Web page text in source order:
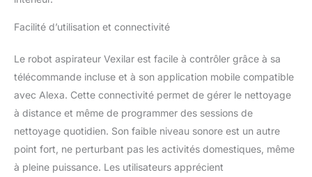
à vos besoins de
aspirateur peut changer
le mode de nettoyage
dont vous avez besoin
via l'application à volonté
lorsqu'il est connecté au
Wi-Fi, comme le
nettoyage à point fixe, le
nettoyage des bords, le
Facilité d’utilisation et connectivité
Le robot aspirateur Vexilar est facile à contrôler grâce à sa
télécommande incluse et à son application mobile compatible
avec Alexa. Cette connectivité permet de gérer le nettoyage
à distance et même de programmer des sessions de
nettoyage quotidien. Son faible niveau sonore est un autre
point fort, ne perturbant pas les activités domestiques, même
à pleine puissance. Les utilisateurs apprécient